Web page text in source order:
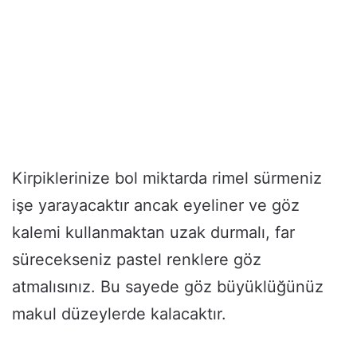
Kirpiklerinize bol miktarda rimel sürmeniz
işe yarayacaktır ancak eyeliner ve göz
kalemi kullanmaktan uzak durmalı, far
sürecekseniz pastel renklere göz
atmalısınız. Bu sayede göz büyüklüğünüz
makul düzeylerde kalacaktır.